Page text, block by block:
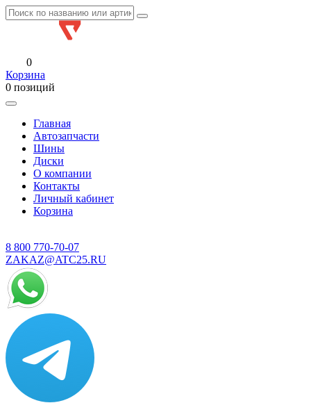
0
Корзина
0 позиций
Главная
Автозапчасти
Шины
Диски
О компании
Контакты
Личный кабинет
Корзина
8 800 770-70-07
ZAKAZ@ATC25.RU